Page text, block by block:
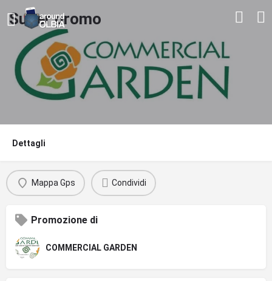
Super promo
Dettagli
Mappa Gps Condividi
Promozione di
COMMERCIAL GARDEN